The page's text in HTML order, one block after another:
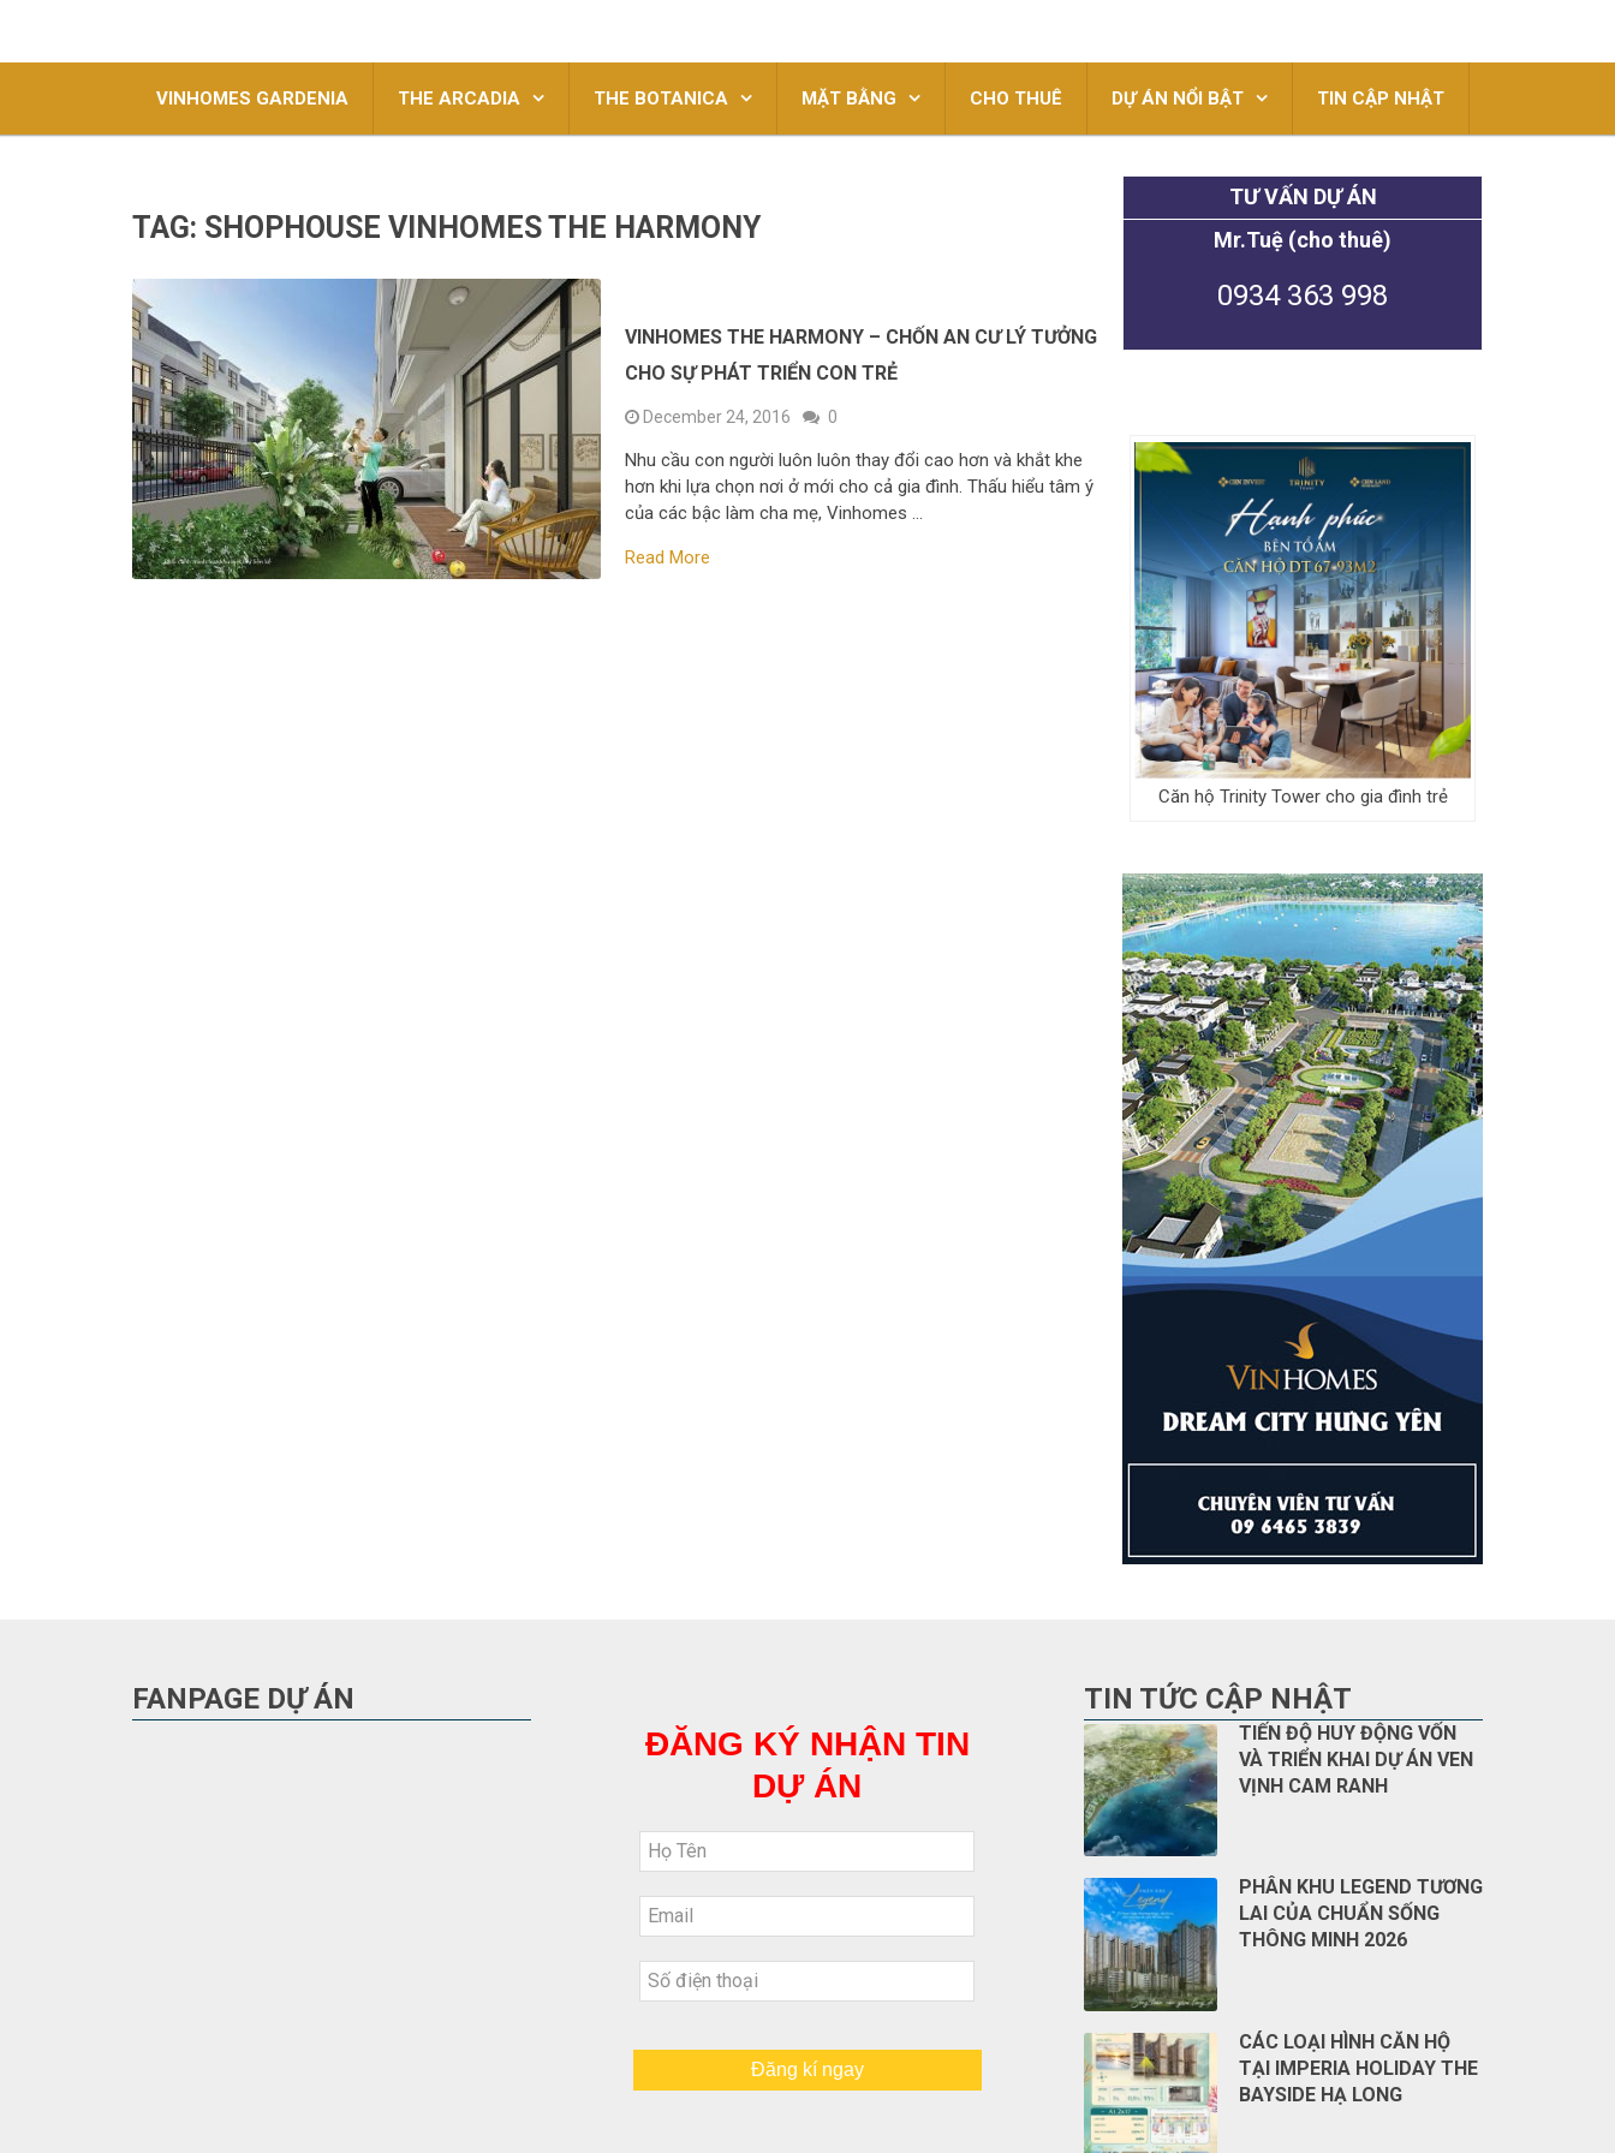
VINHOMES GARDENIA THE ARCADIA THE BOTANICA MẶT BẰNG CHO THUÊ DỰ ÁN NỔI BẬT TIN CẬP NHẬT
TAG: SHOPHOUSE VINHOMES THE HARMONY
VINHOMES THE HARMONY – CHỐN AN CƯ LÝ TƯỞNG
CHO SỰ PHÁT TRIỂN CON TRẺ
December 24, 2016 0
Nhu cầu con người luôn luôn thay đổi cao hơn và khắt khe
hơn khi lựa chọn nơi ở mới cho cả gia đình. Thấu hiểu tâm ý
của các bậc làm cha mẹ, Vinhomes …
Read More
TƯ VẤN DỰ ÁN
Mr.Tuệ (cho thuê)
0934 363 998
Căn hộ Trinity Tower cho gia đình trẻ
FANPAGE DỰ ÁN
ĐĂNG KÝ NHẬN TIN
DỰ ÁN
Đăng kí ngay
TIN TỨC CẬP NHẬT
TIẾN ĐỘ HUY ĐỘNG VỐN
VÀ TRIỂN KHAI DỰ ÁN VEN
VỊNH CAM RANH
PHÂN KHU LEGEND TƯƠNG
LAI CỦA CHUẨN SỐNG
THÔNG MINH 2026
CÁC LOẠI HÌNH CĂN HỘ
TẠI IMPERIA HOLIDAY THE
BAYSIDE HẠ LONG